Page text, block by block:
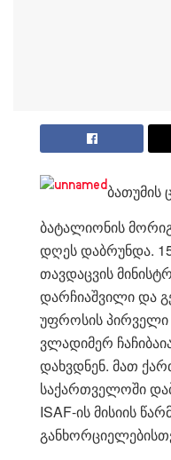
ბათუმის
ბატალიონის
დღეს დაბრუნდა.
თავდაცვის
დარჩიაშვილი და
უფროსის
ვლადიმერ
დახვდნენ. მათ
საქართველოში
ISAF-ის მისიის